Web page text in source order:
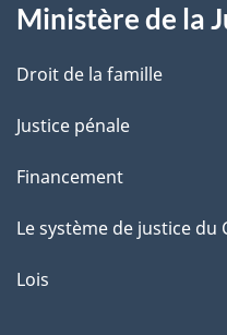
e
Ministère de la
Droit de la famille
Justice pénale
Financement
Le système de justice du
Lois